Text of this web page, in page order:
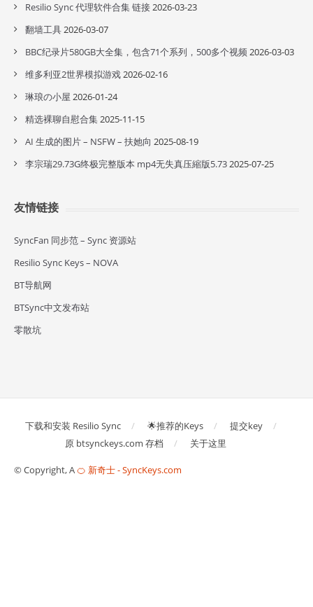
Resilio Sync 代理软件合集 链接2026-03-23
翻墙工具2026-03-07
BBC纪录片580GB大全集，包含71个系列，500多个视频2026-03-03
维多利亚2世界模拟游戏2026-02-16
琳琅の小屋 2026-01-24
精选裸聊自慰合集2025-11-15
AI 生成的图片 – NSFW – 扶她向 2025-08-19
李宗瑞29.73G终极完整版本 mp4无失真压縮版5.732025-07-25
友情链接
SyncFan 同步范 – Sync 资源站
Resilio Sync Keys – NOVA
BT导航网
BTSync中文发布站
零散坑
下载和安装 Resilio Sync 🌟推荐的Keys
提交key
原 btsynckeys.com 存档
关于这里
© Copyright, A🍊 新奇士 - SyncKeys.com